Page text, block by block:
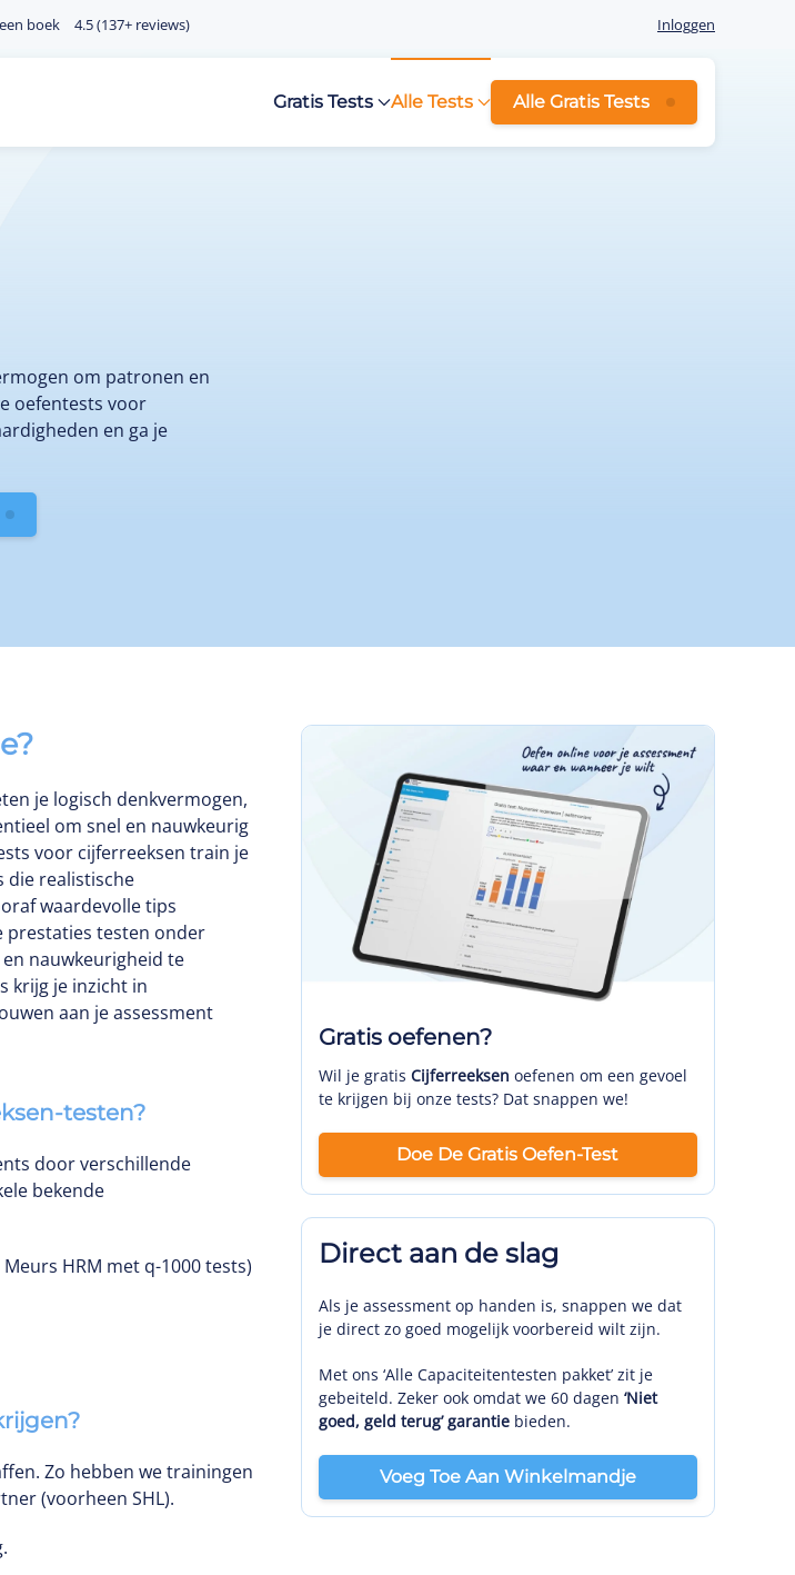
boek 4.5 (137+ reviews) Inloggen
Gratis Tests Alle Tests Alle Gratis Tests
om patronen en
oefentests voor
en ga je
je logisch denkvermogen,
om snel en nauwkeurig
voor cijferreeksen train je
die realistische
waardevolle tips
prestaties testen onder
nauwkeurigheid te
krijg je inzicht in
aan je assessment
testen?
door verschillende
bekende
HRM met q-1000 tests)
Zo hebben we trainingen
(voorheen SHL).
Gratis oefenen?
Wil je gratis Cijferreeksen oefenen om een gevoel
te krijgen bij onze tests? Dat snappen we!
Doe De Gratis Oefen-Test
Direct aan de slag
Als je assessment op handen is, snappen we dat
je direct zo goed mogelijk voorbereid wilt zijn.
Met ons ‘Alle Capaciteitentesten pakket’ zit je
gebeiteld. Zeker ook omdat we 60 dagen ‘Niet
goed, geld terug’ garantiebieden.
Voeg Toe Aan Winkelmandje